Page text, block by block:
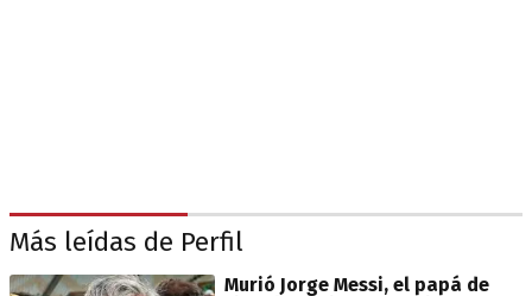
Más leídas de Perfil
Murió Jorge Messi, el papá de